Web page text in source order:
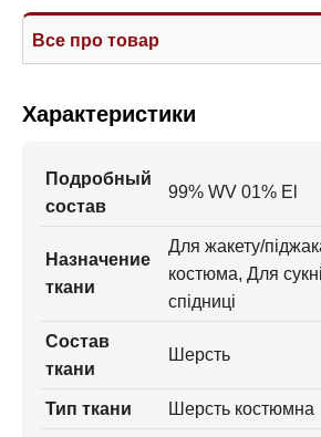
Все про товар
Характеристики
Подробный
состав
99% WV 01% El
Назначение
ткани
Для жакету/
костюма, Для
спідниці
Состав
ткани
Шерсть
Тип ткани Шерсть костюмна